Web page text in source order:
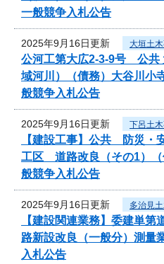
一般競争入札公告
2025年9月16日更新 大垣土
公河工第大広2-3-9号 公共
域河川）（債務）大谷川小
般競争入札公告
2025年9月16日更新 下呂土
【建設工事】公共 防災
工区 道路改良（その1）
般競争入札公告
2025年9月16日更新 多治見
【建設関連業務】委建単
路新設改良（一般分）測量
入札公告